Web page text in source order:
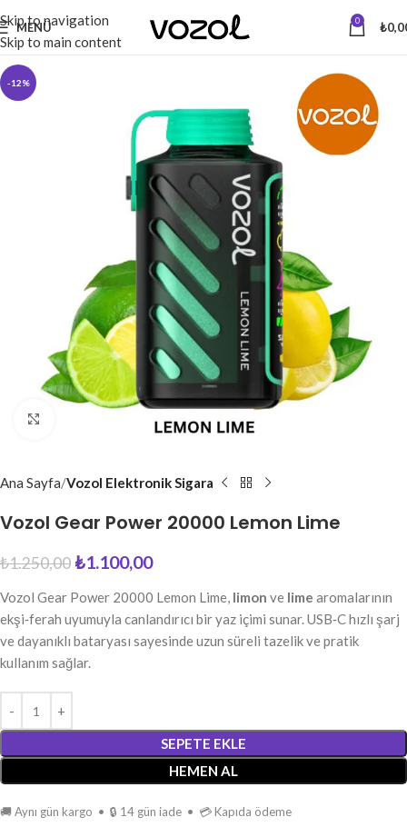
Skip to navigation
Skip to main content
MENÜ 0 ₺
-12%
Büyütmek için tıkla
Ana Sayfa Vozol Elektronik Sigara
Vozol Gear Power 20000 Lemon Lime
₺1.250,00 ₺1.100,00
Vozol Gear Power 20000 Lemon Lime, limon ve lime aromalarının
ekşi‑ferah uyumuyla canlandırıcı bir yaz içimi sunar. USB‑C hızlı şarj
ve dayanıklı bataryası sayesinde uzun süreli tazelik ve pratik
kullanım sağlar.
SEPETE EKLE
HEMEN AL
🚚 Aynı gün kargo • 🔒 14 gün iade • 💳 Kapıda ödeme